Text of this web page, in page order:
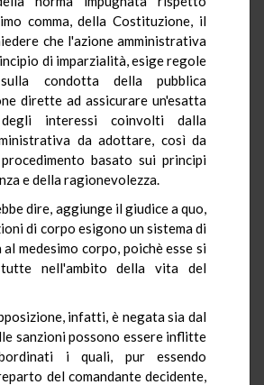
comma, della Costituzione, il
che l'azione amministrativa
di imparzialità, esige regole
condotta della pubblica
dirette ad assicurare un'esatta
degli interessi coinvolti dalla
da adottare, così da
basato sui principi
e della ragionevolezza.
dire, aggiunge il giudice a quo,
di corpo esigono un sistema di
medesimo corpo, poichè esse si
tutte nell'ambito della vita del
infatti, è negata sia dal
sanzioni possono essere inflitte
i quali, pur essendo
del comandante decidente,